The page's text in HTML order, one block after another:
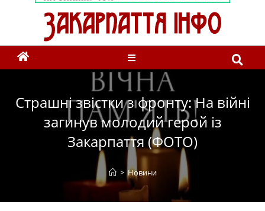
Страшні звістки з фронту: На війні
загинув молодий герой із
Закарпаття (ФОТО)
> Новини